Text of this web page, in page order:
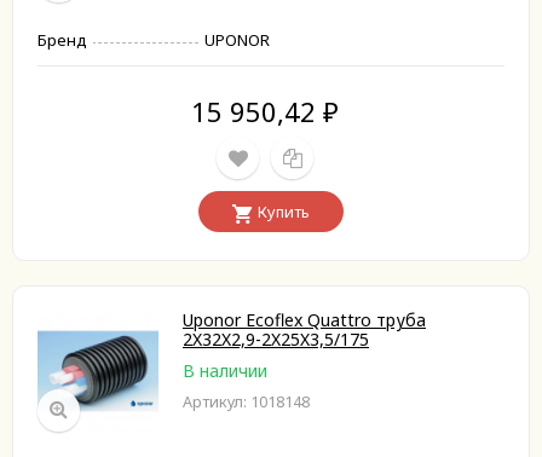
Бренд UPONOR
15 950,42 ₽
Купить
Uponor Ecoflex Quattro труба
2X32X2,9-2X25X3,5/175
В наличии
Артикул: 1018148